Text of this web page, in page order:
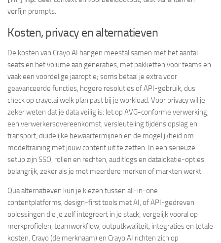
verfijn prompts.
Kosten, privacy en alternatieven
De kosten van Crayo AI hangen meestal samen met het aantal
seats en het volume aan generaties, met pakketten voor teams en
vaak een voordelige jaaroptie; soms betaal je extra voor
geavanceerde functies, hogere resoluties of API-gebruik, dus
check op crayo.ai welk plan past bij je workload. Voor privacy wil je
zeker weten dat je data veilig is: let op AVG-conforme verwerking,
een verwerkersovereenkomst, versleuteling tijdens opslag en
transport, duidelijke bewaartermijnen en de mogelijkheid om
modeltraining met jouw content uit te zetten. In een serieuze
setup zijn SSO, rollen en rechten, auditlogs en datalokatie-opties
belangrijk, zeker als je met meerdere merken of markten werkt.
Qua alternatieven kun je kiezen tussen all-in-one
contentplatforms, design-first tools met AI, of API-gedreven
oplossingen die je zelf integreert in je stack; vergelijk vooral op
merkprofielen, teamworkflow, outputkwaliteit, integraties en totale
kosten. Crayo (de merknaam) en Crayo AI richten zich op